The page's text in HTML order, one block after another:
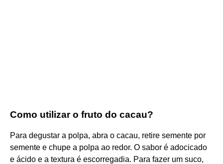
Como utilizar o fruto do cacau?
Para degustar a polpa, abra o cacau, retire semente por
semente e chupe a polpa ao redor. O sabor é adocicado
e ácido e a textura é escorregadia. Para fazer um suco,